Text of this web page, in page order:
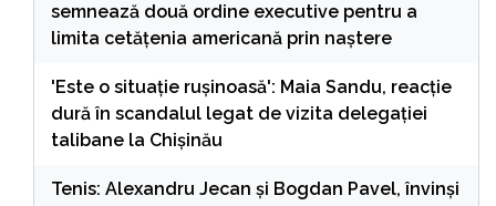
semnează două ordine executive pentru a
limita cetățenia americană prin naștere
'Este o situație rușinoasă': Maia Sandu, reacție
dură în scandalul legat de vizita delegației
talibane la Chișinău
Tenis: Alexandru Jecan şi Bogdan Pavel, învinşi